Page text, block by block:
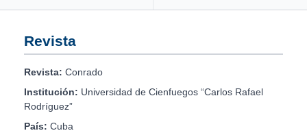
Revista
Revista: Conrado
Institución: Universidad de Cienfuegos “Carlos Rafael
Rodríguez”
País: Cuba